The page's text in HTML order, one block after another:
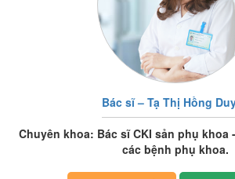
Bác sĩ – Tạ Thị Hồng
Chuyên khoa: Bác sĩ CKI sản phụ khoa
các bệnh phụ khoa.